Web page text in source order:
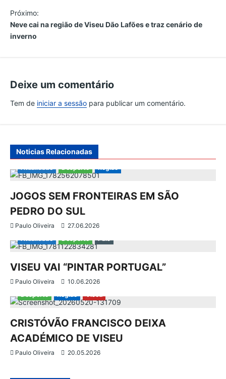
v
e
a
ç
o
d
e
a
r
t
i
g
o
s
Próximo:
Neve cai na região de Viseu Dão Lafões e traz cenário de
inverno
Deixe um comentário
Tem de iniciar a sessão para publicar um comentário.
Noticias Relacionadas
JOGOS SEM FRONTEIRAS EM SÃO
PEDRO DO SUL
Paulo Oliveira
27.06.2026
VISEU VAI “PINTAR PORTUGAL”
Paulo Oliveira
10.06.2026
CRISTÓVÃO FRANCISCO DEIXA
ACADÉMICO DE VISEU
Paulo Oliveira 20.05.2026